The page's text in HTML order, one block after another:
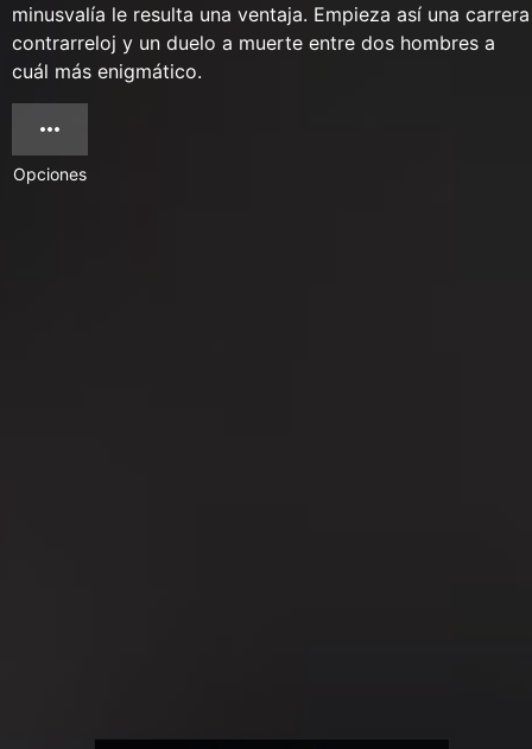
minusvalía le resulta una ventaja. Empieza así una carrera
contrarreloj y un duelo a muerte entre dos hombres a
cuál más enigmático.
Opciones